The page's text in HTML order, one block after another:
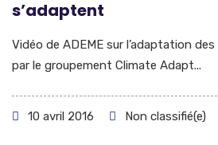
s’adaptent
Vidéo de ADEME sur l’adaptation
par le groupement Climate Adapt...
10 avril 2016 Non classifié(e)